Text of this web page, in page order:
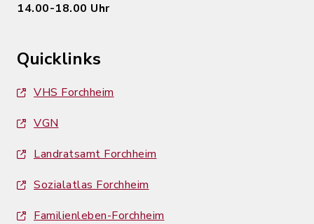
14.00-18.00 Uhr
Quicklinks
VHS Forchheim
VGN
Landratsamt Forchheim
Sozialatlas Forchheim
Familienleben-Forchheim